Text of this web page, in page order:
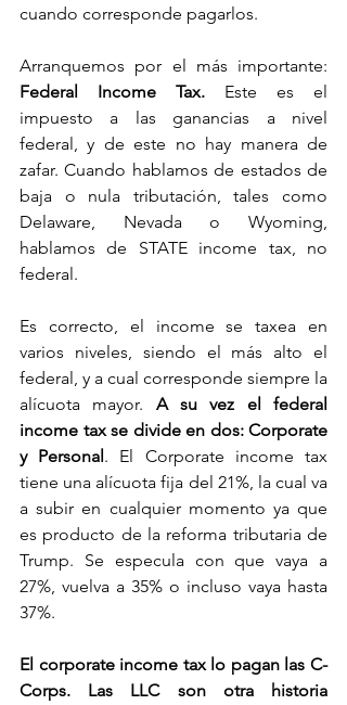
cuando corresponde pagarlos.
Federal Income Tax. Este es el
impuesto a las ganancias a nivel
federal, y de este no hay manera de
zafar. Cuando hablamos de estados de
baja o nula tributación, tales como
Delaware, Nevada o Wyoming,
hablamos de STATE income tax, no
federal.
Es correcto, el income se taxea en
varios niveles, siendo el más alto el
federal, y a cual corresponde siempre la
alícuota mayor. A su vez el federal
income tax se divide en dos: Corporate
y Personal . El Corporate income tax
tiene una alícuota fija del 21%, la cual va
a subir en cualquier momento ya que
es producto de la reforma tributaria de
Trump. Se especula con que vaya a
27%, vuelva a 35% o incluso vaya hasta
37%.
El corporate income tax lo pagan las C-
Corps. Las LLC son otra historia